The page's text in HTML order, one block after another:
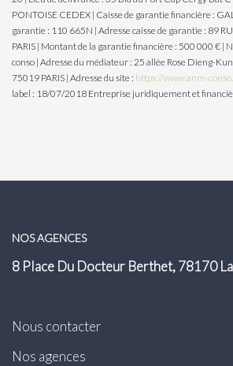
PONTOISE CEDEX | Caisse de garantie financière :
garantie : 110 665N | Adresse caisse de garantie : 89
PARIS | Montant de la garantie financière : 500 000 € |
conso | Adresse du médiateur : 25 allée Rose Dieng-
75019 PARIS | Adresse du site : https://www.anm-
label : 18/07/2018 Entreprise juridiquement et
NOS AGENCES
8 Place Du Docteur Berthet, 78170
Nous contacter
Nos agences